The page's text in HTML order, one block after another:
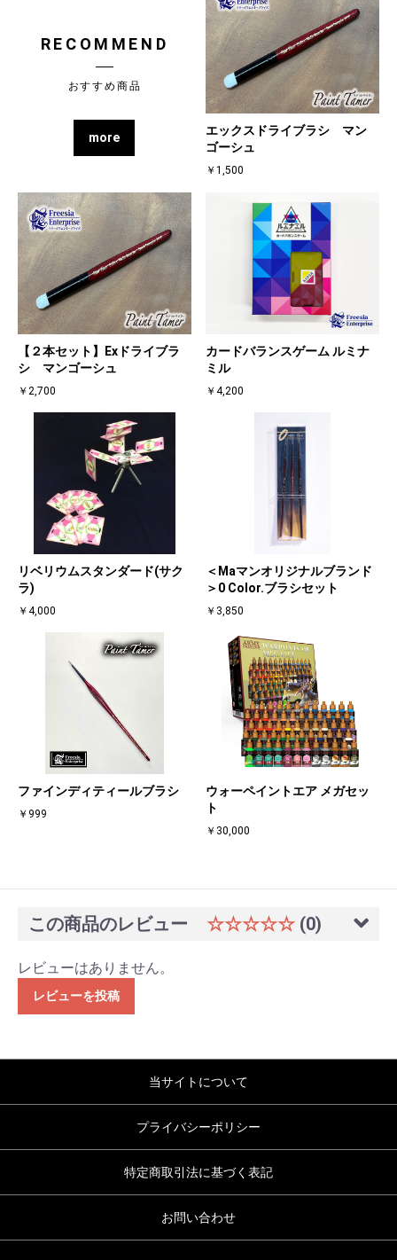
RECOMMEND
おすすめ商品
more
エックスドライブラシ マン
ゴーシュ
￥1,500
【２本セット】Exドライブラ
シ マンゴーシュ
￥2,700
カードバランスゲーム ルミナ
ミル
￥4,200
リベリウムスタンダード(サク
ラ)
￥4,000
＜Maマンオリジナルブランド
＞0 Color.ブラシセット
￥3,850
ファインディティールブラシ
￥999
ウォーペイントエア メガセッ
ト
￥30,000
この商品のレビュー ☆☆☆☆☆ (0)
レビューはありません。
レビューを投稿
当サイトについて
プライバシーポリシー
特定商取引法に基づく表記
お問い合わせ